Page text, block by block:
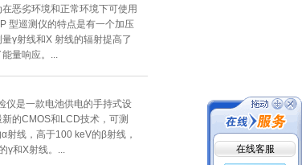
恶劣环境和正常环境下可使用
型巡测仪的特点是有一个加压
γ射线和X 射线的辐射提高了
量响应。...
仪是一款电池供电的手持式设
的CMOS和LCD技术，可测
射线，高于100 keV的β射线，
γ和X射线。...
在线客服